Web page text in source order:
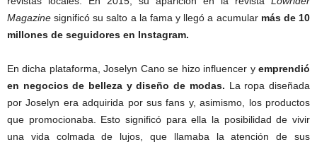
Magazine significó su salto a la fama y llegó a acumular más de 10
millones de seguidores en Instagram.
En dicha plataforma, Joselyn Cano se hizo influencer y emprendió
en negocios de belleza y diseño de modas. La ropa diseñada
por Joselyn era adquirida por sus fans y, asimismo, los productos
que promocionaba. Esto significó para ella la posibilidad de vivir
una vida colmada de lujos, que llamaba la atención de sus